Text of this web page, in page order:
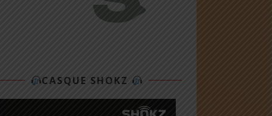
CASQUE SHOKZ